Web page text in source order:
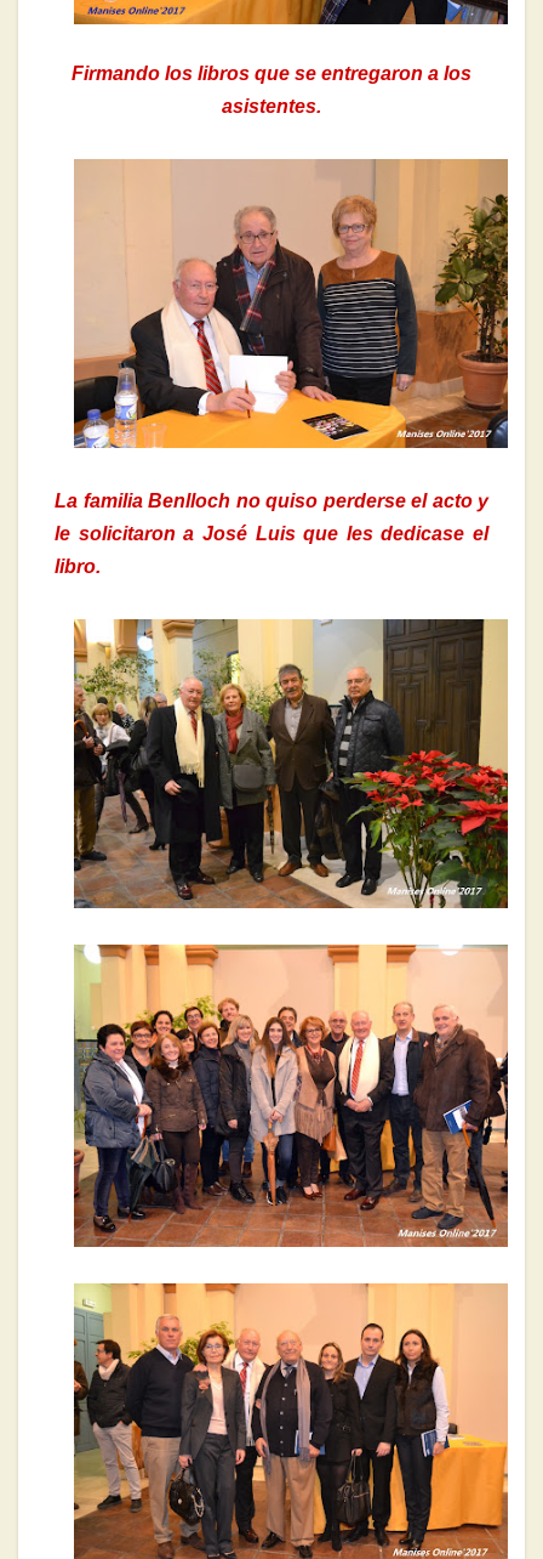
Firmando los libros que se entregaron a los
asistentes.
La familia Benlloch no quiso perderse el acto y
le solicitaron a José Luis que les dedicase el
libro.